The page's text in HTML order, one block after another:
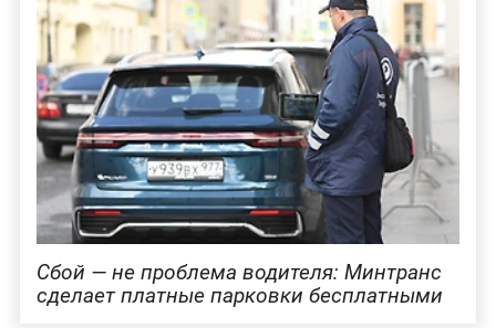
Сбой — не проблема водителя: Минтранс
сделает платные парковки бесплатными